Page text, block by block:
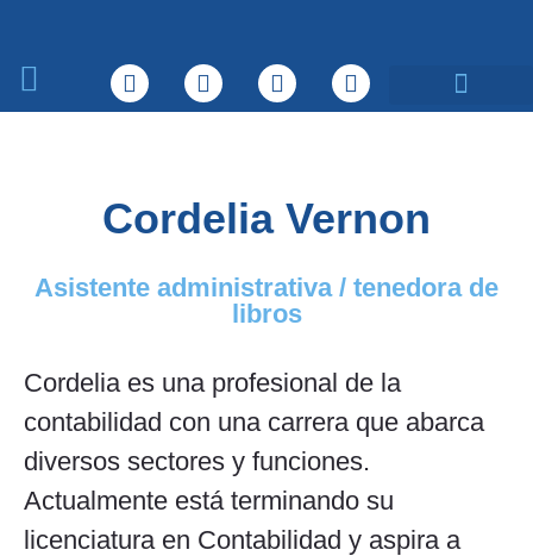
Cordelia Vernon
Asistente administrativa / tenedora de
libros
Cordelia es una profesional de la
contabilidad con una carrera que abarca
diversos sectores y funciones.
Actualmente está terminando su
licenciatura en Contabilidad y aspira a